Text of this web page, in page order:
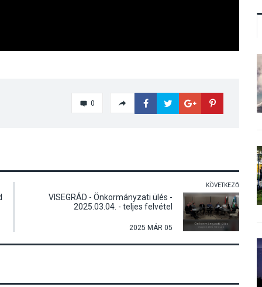
0
KÖVETKEZŐ
VISEGRÁD - Önkormányzati ülés -
2025.03.04. - teljes felvétel
2025 MÁR 05